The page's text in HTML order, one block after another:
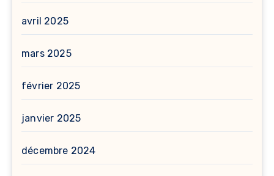
avril 2025
mars 2025
février 2025
janvier 2025
décembre 2024